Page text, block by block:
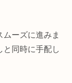
ーズに進みま
と同時に手配し